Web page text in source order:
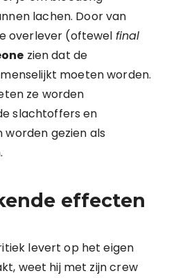
lachen. Door van
overlever (oftewel final
zien dat de
moeten worden.
ze worden
slachtoffers en
gezien als
effecten
levert op het eigen
weet hij met zijn crew